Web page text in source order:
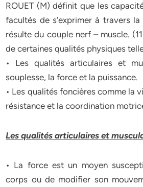
ROUET (M) définit que les
facultés de s’exprimer à travers
résulte du couple nerf – muscle.
de certaines qualités physiques
• Les qualités articulaires et
souplesse, la force et la puissance.
• Les qualités foncières comme la
résistance et la coordination
Les qualités articulaires et
• La force est un moyen
corps ou de modifier son